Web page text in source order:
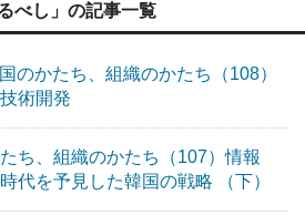
べし」の記事一覧
国のかたち、組織のかたち（108）
術開発
ち、組織のかたち（107）情報
代を予見した韓国の戦略 （下）